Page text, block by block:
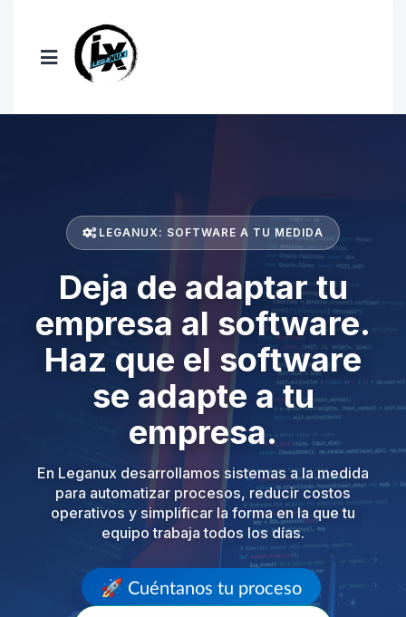
LEGANUX: SOFTWARE A TU MEDIDA
Deja de adaptar tu
empresa al software.
Haz que el software
se adapte a tu
empresa.
En Leganux desarrollamos sistemas a la medida
para automatizar procesos, reducir costos
operativos y simplificar la forma en la que tu
equipo trabaja todos los días.
🚀 Cuéntanos tu proceso